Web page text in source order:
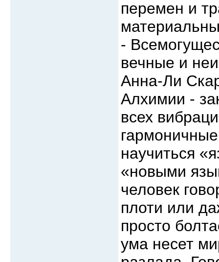
перемен и
-
вечные и
Анна-Ли
Алхимии -
всех
научиться
«новыми
человек
плоти или
просто
ума несет